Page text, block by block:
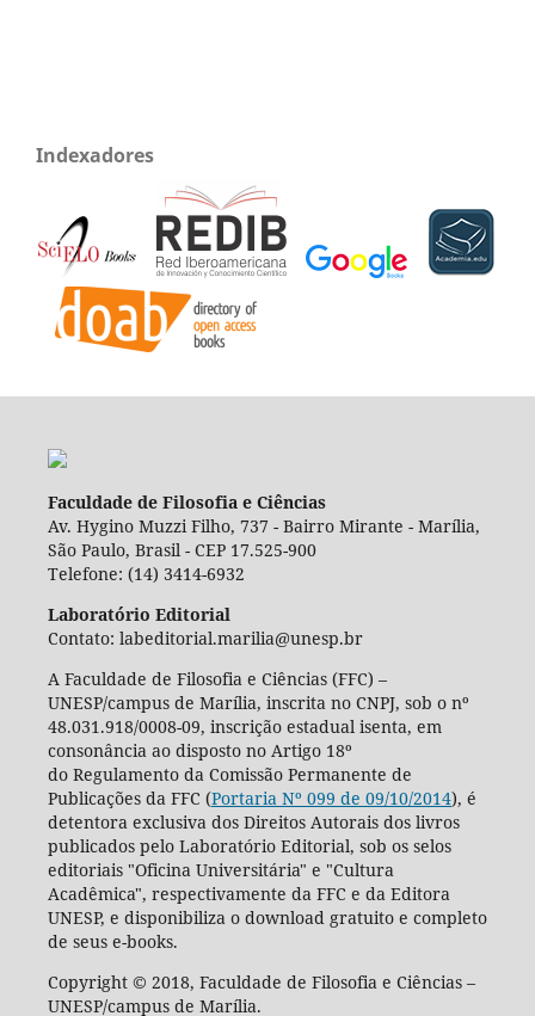
Indexadores
Faculdade de Filosofia e Ciências
Av. Hygino Muzzi Filho, 737 - Bairro Mirante - Marília,
São Paulo, Brasil - CEP 17.525-900
Telefone: (14) 3414-6932
Laboratório Editorial
Contato: labeditorial.marilia@unesp.br
A Faculdade de Filosofia e Ciências (FFC) –
UNESP/campus de Marília, inscrita no CNPJ, sob o nº
48.031.918/0008-09, inscrição estadual isenta, em
consonância ao disposto no Artigo 18º
do Regulamento da Comissão Permanente de
Publicações da FFC (Portaria Nº 099 de 09/10/2014), é
detentora exclusiva dos Direitos Autorais dos livros
publicados pelo Laboratório Editorial, sob os selos
editoriais "Oficina Universitária" e "Cultura
Acadêmica", respectivamente da FFC e da Editora
UNESP, e disponibiliza o download gratuito e completo
de seus e-books.
Copyright © 2018, Faculdade de Filosofia e Ciências –
UNESP/campus de Marília.